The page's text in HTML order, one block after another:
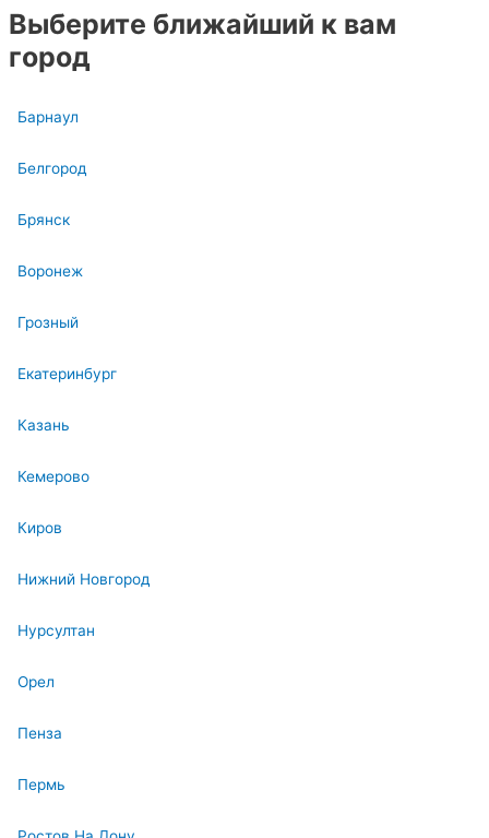
Выберите ближайший к вам
город
Барнаул
Белгород
Брянск
Воронеж
Грозный
Екатеринбург
Казань
Кемерово
Киров
Нижний Новгород
Нурсултан
Орел
Пенза
Пермь